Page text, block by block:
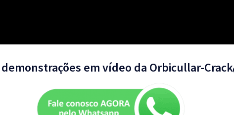
demonstrações em vídeo da Orbicullar-Crack